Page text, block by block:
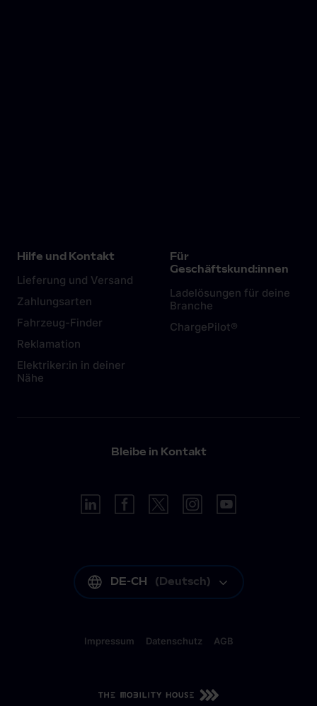
Hilfe und Kontakt
Lieferung und Versand
Zahlungsarten
Fahrzeug-Finder
Reklamation
Elektriker:in in deiner
Nähe
Für
Geschäftskund:innen
Ladelösungen für deine
Branche
ChargePilot®
Bleibe in Kontakt
DE-CH (Deutsch)
Impressum Datenschutz AGB